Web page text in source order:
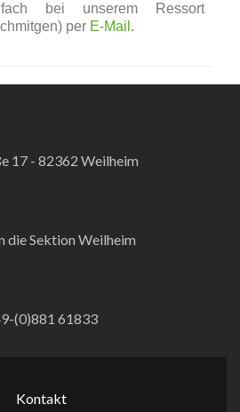
bei unserem Ressort
per E-Mail .
17 - 82362 Weilheim
die Sektion Weilheim
(0)881 61833
Kontakt